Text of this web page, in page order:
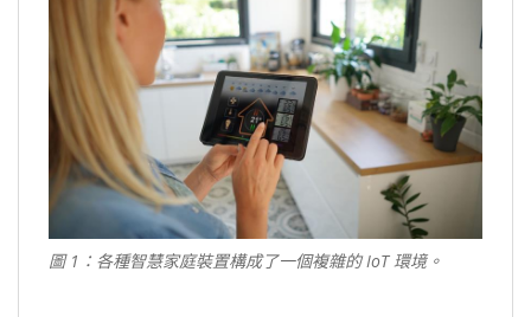
圖 1：各種智慧家庭裝置構成了一個複雜的 IoT 環境。